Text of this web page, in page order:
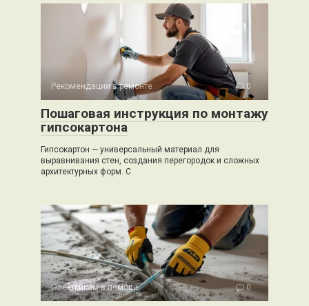
Рекомендации в ремонте 0
Пошаговая инструкция по монтажу
гипсокартона
Гипсокартон — универсальный материал для
выравнивания стен, создания перегородок и сложных
архитектурных форм. С
Электрикам в помощь 0